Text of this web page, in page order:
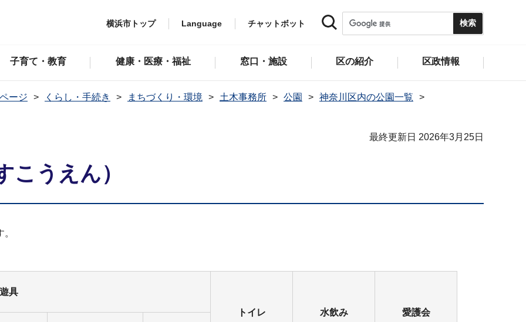
横浜市トップ Language チャットボット
子育て・教育 健康・医療・福祉 窓口・施設 区の紹介 区政情報
ージ くらし・手続き まちづくり・環境 土木事務所 公園 神奈川区内の公園一覧
最終更新日 2026年3月25日
こうえん）
具
トイレ 水飲み 愛護会